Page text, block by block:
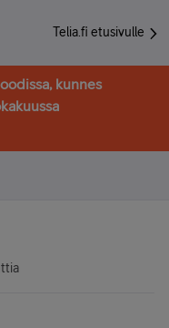
Telia.fi etusivulle
kunnes